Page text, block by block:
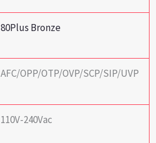
80Plus Bronze
AFC/OPP/OTP/OVP/SCP/SIP/UVP
110V-240Vac